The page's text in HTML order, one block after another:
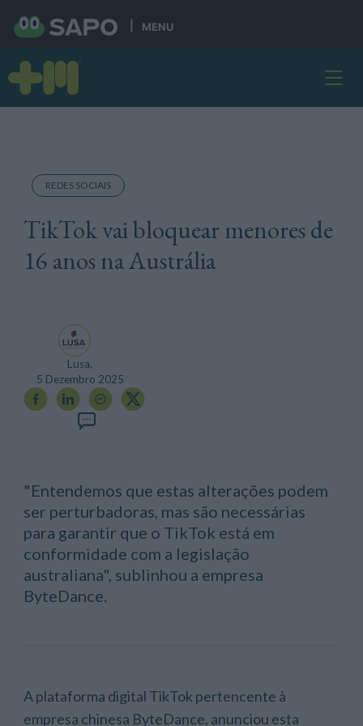
MENU
REDES SOCIAIS
TikTok vai bloquear menores de
16 anos na Austrália
Lusa,
5 Dezembro 2025
"Entendemos que estas alterações podem
ser perturbadoras, mas são necessárias
para garantir que o TikTok está em
conformidade com a legislação
australiana", sublinhou a empresa
ByteDance.
A plataforma digital TikTok pertencente à
empresa chinesa ByteDance, anunciou esta